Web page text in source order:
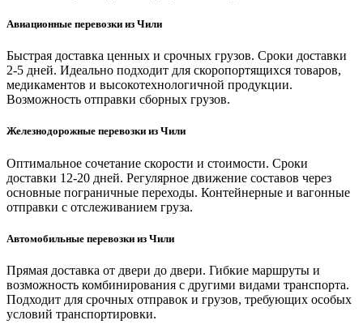
Авиационные перевозки из Чили
Быстрая доставка ценных и срочных грузов. Сроки доставки
2-5 дней. Идеально подходит для скоропортящихся товаров,
медикаментов и высокотехнологичной продукции.
Возможность отправки сборных грузов.
Железнодорожные перевозки из Чили
Оптимальное сочетание скорости и стоимости. Сроки
доставки 12-20 дней. Регулярное движение составов через
основные пограничные переходы. Контейнерные и вагонные
отправки с отслеживанием груза.
Автомобильные перевозки из Чили
Прямая доставка от двери до двери. Гибкие маршруты и
возможность комбинирования с другими видами транспорта.
Подходит для срочных отправок и грузов, требующих особых
условий транспортировки.